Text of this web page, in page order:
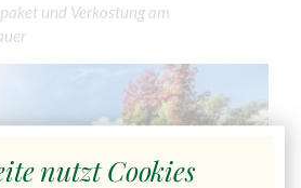
und Verkostung am
nutzt Cookies